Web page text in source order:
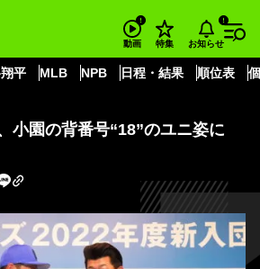
動画 特集 お知らせ
平 MLB NPB 日程・結果 順位表
番号“18”のユニ姿に「ワクワクした」
ーズ
小園の背番号“18”のユニ姿に